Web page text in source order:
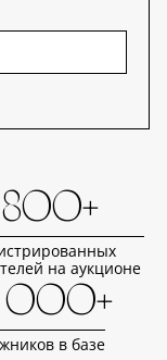
на аукционе
000+
в базе